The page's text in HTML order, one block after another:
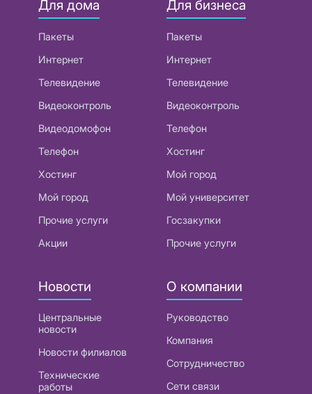
Для дома
Пакеты
Интернет
Телевидение
Видеоконтроль
Видеодомофон
Телефон
Хостинг
Мой город
Прочие услуги
Акции
Для бизнеса
Пакеты
Интернет
Телевидение
Видеоконтроль
Телефон
Хостинг
Мой город
Мой университет
Госзакупки
Прочие услуги
Новости
Центральные
новости
Новости филиалов
Технические
работы
О компании
Руководство
Компания
Сотрудничество
Сети связи